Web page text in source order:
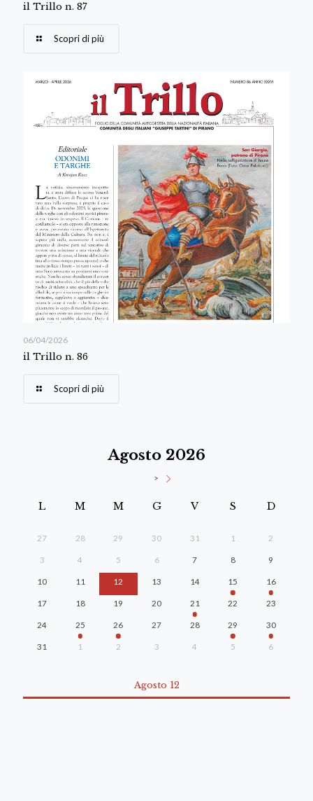
il Trillo n. 87
Scopri di più
06/04/2026
il Trillo n. 86
Scopri di più
Agosto 2026
>
L M M G V S D
27 28 29 30 31 1 2
3 4 5 6 7 8 9
10 11 12 13 14 15 16
17 18 19 20 21 22 23
24 25 26 27 28 29 30
31 1 2 3 4 5 6
Agosto 12